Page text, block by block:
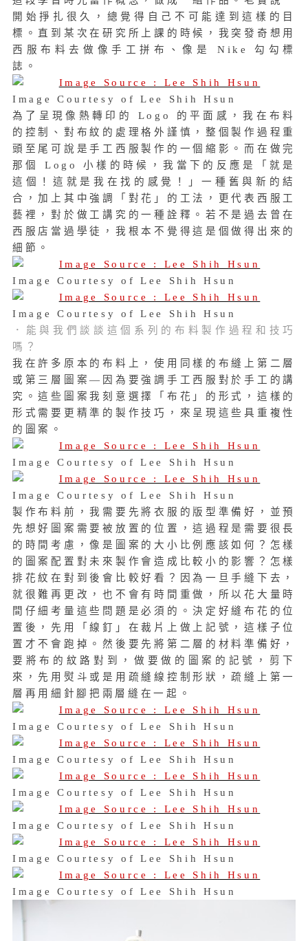
開始掙扎很久，總覺得自己不可能達到這樣的目
標。直到某次在研究所上課的時候，我突發奇想用
西服布料去做像手工拼布、像是 Nike 勾勾標
誌。
Image Courtesy of Lee Shih Hsun
為了呈現像熱轉印的 Logo 的平面感，我在布料
的控制、對布紋的處理格外謹慎，整個製作過程重
頭至尾可說是手工西服製作的一個縮影。而在做完
那個 Logo 小樣的時候，我當下的反應是「就是
這個！這就是我在找的感覺！」一種舊與新的結
合，加上其中強調「對花」的工法，更代表西服工
藝裡，對於做工講究的一種詮釋。若不是過去曾在
西服店當過學徒，我根本不覺得這是個做得出來的
細節。
Image Courtesy of Lee Shih Hsun
Image Courtesy of Lee Shih Hsun
．能與我們談談 這個系列的布料製作過程和技巧
嗎？
我在許多原本的布料上，使用同樣的布縫上第二層
或第三層圖案—因為要強調手工西服對於手工的講
究。這些圖案我刻意選擇「布花」的形式，這樣的
形式需要更精準的製作技巧，來呈現這些具重複性
的圖案。
Image Courtesy of Lee Shih Hsun
Image Courtesy of Lee Shih Hsun
製作布料前，我需要先將衣服的版型準備好，並預
先想好圖案需要被放置的位置，這過程是需要很長
的時間考慮，像是圖案的大小比例應該如何？怎樣
的圖案配置對未來製作會造成比較小的影響？怎樣
排花紋在對到後會比較好看？因為一旦手縫下去，
就很難再更改，也不會有時間重做，所以花大量時
間仔細考量這些問題是必須的。決定好縫布花的位
置後，先用「線釘」在裁片上做上記號，這樣子位
置才不會跑掉。然後要先將第二層的材料準備好，
要將布的紋路對到，做要做的圖案的記號，剪下
來，先用熨斗或是用疏縫線控制形狀，疏縫上第一
層再用細針腳把兩層縫在一起。
Image Courtesy of Lee Shih Hsun
Image Courtesy of Lee Shih Hsun
Image Courtesy of Lee Shih Hsun
Image Courtesy of Lee Shih Hsun
Image Courtesy of Lee Shih Hsun
Image Courtesy of Lee Shih Hsun